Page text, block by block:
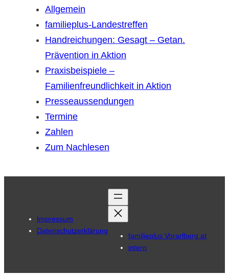
Allgemein
familieplus-Landestreffen
Handreichungen: Gesagt – Getan.
Prävention in Aktion
Praxisbeispiele –
Familienfreundlichkeit in Aktion
Presseaussendungen
Termine
Zahlen
Zum Nachlesen
Impressum
Datenschutzerklärung
familieplus Vorarlberg.at
intern